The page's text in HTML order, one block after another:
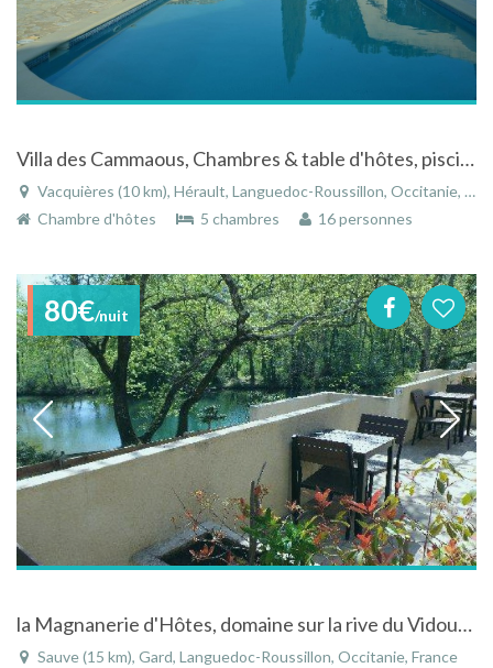
Villa des Cammaous, Chambres & table d'hôtes, piscine, jardin
Vacquières (10 km), Hérault, Languedoc-Roussillon, Occitanie, France
Chambre d'hôtes
5 chambres 16 personnes
80€/nuit
la Magnanerie d'Hôtes, domaine sur la rive du Vidourle à SAUVE en Cévennes.
Sauve (15 km), Gard, Languedoc-Roussillon, Occitanie, France